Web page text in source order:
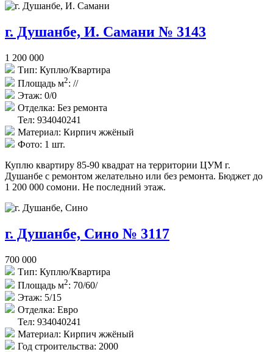
г. Душанбе, И. Самани № 3143
1 200 000
Тип: Куплю/Квартира
Площадь м2: //
Этаж: 0/0
Отделка: Без ремонта
Тел: 934040241
Материал: Кирпич жжёный
Фото: 1 шт.
Куплю квартиру 85-90 квадрат на территории ЦУМ г.
Душанбе с ремонтом желательно или без ремонта. Бюджет до
1 200 000 сомони. Не последний этаж.
г. Душанбе, Сино № 3117
700 000
Тип: Куплю/Квартира
Площадь м2: 70/60/
Этаж: 5/15
Отделка: Евро
Тел: 934040241
Материал: Кирпич жжёный
Год строительства: 2000